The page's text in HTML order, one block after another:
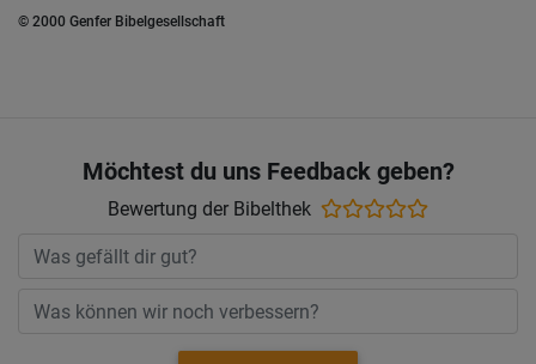
© 2000 Genfer Bibelgesellschaft
Möchtest du uns Feedback geben?
Bewertung der Bibelthek